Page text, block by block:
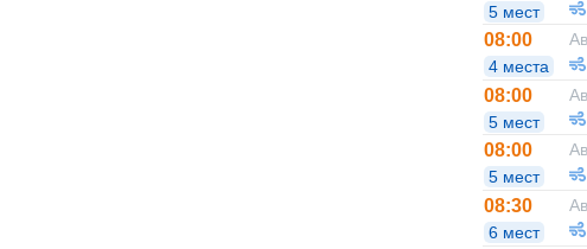
5 мест
08:00
4 места
08:00
5 мест
08:00
5 мест
08:30
6 мест